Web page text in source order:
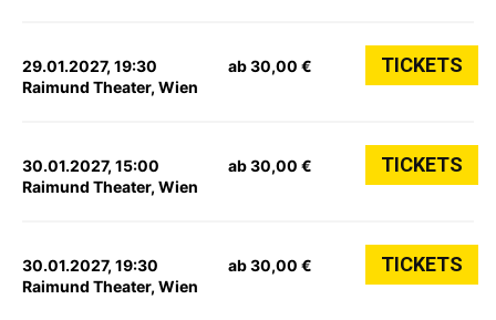
29.01.2027, 19:30
Raimund Theater, Wien
ab 30,00 € TICKETS
30.01.2027, 15:00
Raimund Theater, Wien
ab 30,00 € TICKETS
30.01.2027, 19:30
Raimund Theater, Wien
ab 30,00 € TICKETS